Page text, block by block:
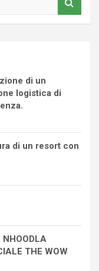
di un
logistica di
di un resort con
NHOODLA
THE WOW